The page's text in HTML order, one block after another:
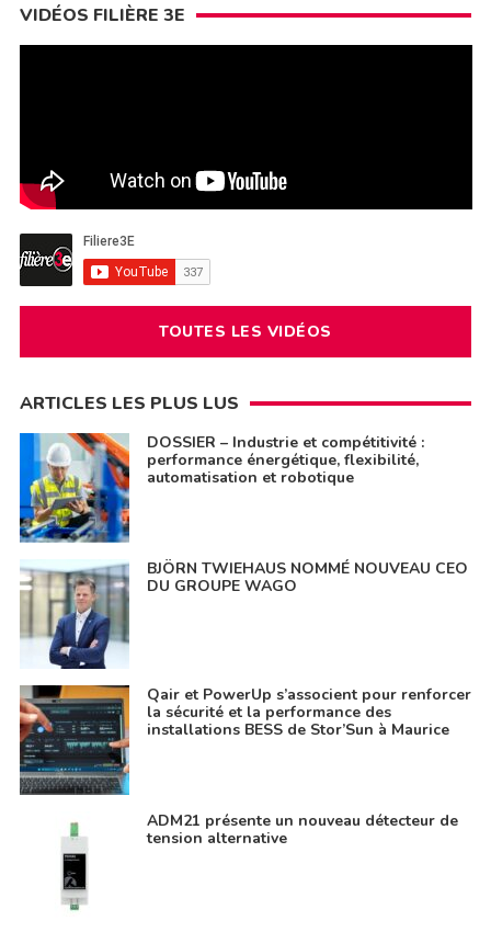
VIDÉOS FILIÈRE 3E
TOUTES LES VIDÉOS
ARTICLES LES PLUS LUS
DOSSIER – Industrie et compétitivité :
performance énergétique, flexibilité,
automatisation et robotique
BJÖRN TWIEHAUS NOMMÉ NOUVEAU CEO
DU GROUPE WAGO
Qair et PowerUp s’associent pour renforcer
la sécurité et la performance des
installations BESS de Stor’Sun à Maurice
ADM21 présente un nouveau détecteur de
tension alternative